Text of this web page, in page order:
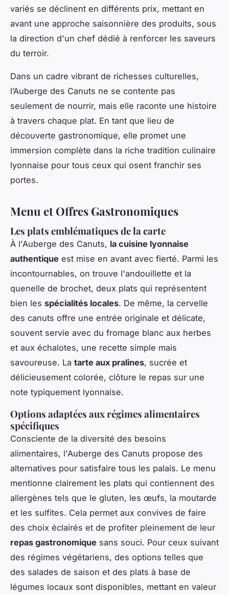
variés se déclinent en différents prix, mettant en
avant une approche saisonnière des produits, sous
la direction d'un chef dédié à renforcer les saveurs
du terroir.
Dans un cadre vibrant de richesses culturelles,
l’Auberge des Canuts ne se contente pas
seulement de nourrir, mais elle raconte une histoire
à travers chaque plat. En tant que lieu de
découverte gastronomique, elle promet une
immersion complète dans la riche tradition culinaire
lyonnaise pour tous ceux qui osent franchir ses
portes.
Menu et Offres Gastronomiques
Les plats emblématiques de la carte
À l'Auberge des Canuts, la cuisine lyonnaise
authentique est mise en avant avec fierté. Parmi les
incontournables, on trouve l'andouillette et la
quenelle de brochet, deux plats qui représentent
bien les spécialités locales. De même, la cervelle
des canuts offre une entrée originale et délicate,
souvent servie avec du fromage blanc aux herbes
et aux échalotes, une recette simple mais
savoureuse. La tarte aux pralines, sucrée et
délicieusement colorée, clôture le repas sur une
note typiquement lyonnaise.
Options adaptées aux régimes alimentaires
spécifiques
Consciente de la diversité des besoins
alimentaires, l'Auberge des Canuts propose des
alternatives pour satisfaire tous les palais. Le menu
mentionne clairement les plats qui contiennent des
allergènes tels que le gluten, les œufs, la moutarde
et les sulfites. Cela permet aux convives de faire
des choix éclairés et de profiter pleinement de leur
repas gastronomique sans souci. Pour ceux suivant
des régimes végétariens, des options telles que
des salades de saison et des plats à base de
légumes locaux sont disponibles, mettant en valeur